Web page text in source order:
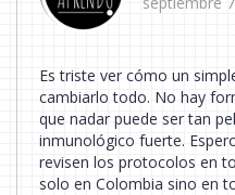
Es triste ver cómo un
cambiarlo todo. No hay
que nadar puede ser tan
inmunológico fuerte.
revisen los protocolos en
solo en Colombia sino en